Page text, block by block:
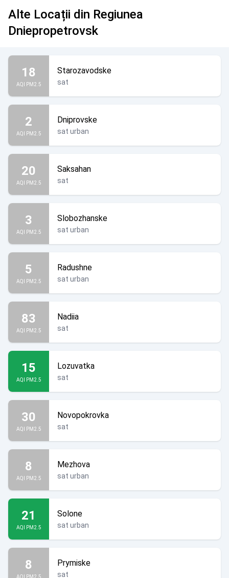
Alte Locații din Regiunea
Dniepropetrovsk
18
AQI PM2.5
Starozavodske
sat
2
AQI PM2.5
Dniprovske
sat urban
20
AQI PM2.5
Saksahan
sat
3
AQI PM2.5
Slobozhanske
sat urban
5
AQI PM2.5
Radushne
sat urban
83
AQI PM2.5
Nadiia
sat
15
AQI PM2.5
Lozuvatka
sat
30
AQI PM2.5
Novopokrovka
sat
8
AQI PM2.5
Mezhova
sat urban
21
AQI PM2.5
Solone
sat urban
8
AQI PM2.5
Prymiske
sat